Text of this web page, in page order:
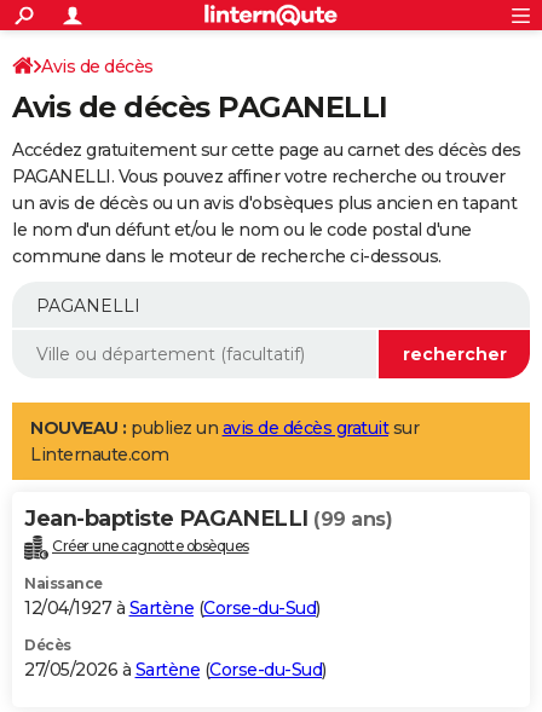
ACTUALITÉS
Politique
Société
Faits Divers
Education
Monde
Villes
+
SPORT
Coupe du monde 2026
Football
Tennis
Cyclisme
Rugby
Forum
Programme TV
TNT
Streaming
Cinéma
Sorties cinéma
Musique
+
FINANCE
Impôts
Immobilier
Risques naturels par ville
Banque
Assurance
Crédit
AUTO
Essais
Réserver un essai
Citadines
Berlines
SUV
Forum auto
+
Mobiles
Meilleur smartphone
Internet
Ordinateurs
Jeux vidéo
Guide high-tech
Aménagement intérieur
LIFESTYLE
Art de vivre
Bien-être
Loisirs
Mode
Modes de vie
Alimentation
Guide de la santé
Maladies
Médicaments
Sommeil
VOYAGE
Destinations
City break
Voyage nature
Voyage de noces
Forum
Climat
+PHOTO
GUIDES D'ACHAT
BONS PLANS
Avis de décès
Avis de décès PAGANELLI
Accédez gratuitement sur cette page au carnet des décès des
PAGANELLI. Vous pouvez affiner votre recherche ou trouver
un avis de décès ou un avis d'obsèques plus ancien en tapant
le nom d'un défunt et/ou le nom ou le code postal d'une
commune dans le moteur de recherche ci-dessous.
NOUVEAU : publiez un avis de décès gratuitsur
Linternaute.com
Jean-baptiste PAGANELLI (99 ans)
Créer une cagnotte obsèques
Naissance
12/04/1927 à Sartène (Corse-du-Sud)
Décès
27/05/2026 à Sartène (Corse-du-Sud)